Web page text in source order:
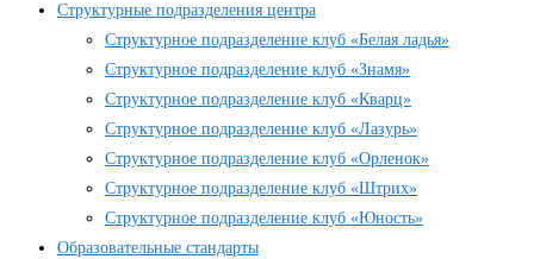
Структурные подразделения центра
Структурное подразделение клуб «Белая ладья»
Структурное подразделение клуб «Знамя»
Структурное подразделение клуб «Кварц»
Структурное подразделение клуб «Лазурь»
Структурное подразделение клуб «Орленок»
Структурное подразделение клуб «Штрих»
Структурное подразделение клуб «Юность»
Образовательные стандарты